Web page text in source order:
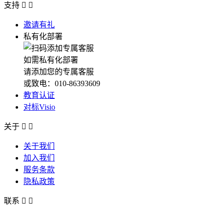
支持  
邀请有礼
私有化部署
如需私有化部署
请添加您的专属客服
或致电：010-86393609
教育认证
对标Visio
关于  
关于我们
加入我们
服务条款
隐私政策
联系  